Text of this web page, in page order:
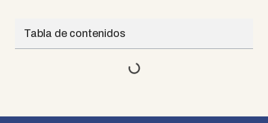
Tabla de contenidos